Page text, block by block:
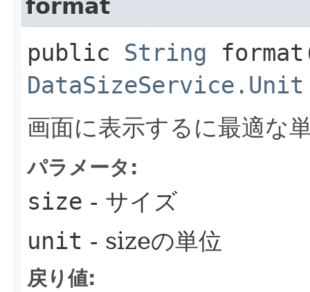
format
public String
DataSizeService.Unit
画面に表示するに最適な
パラメータ:
size - サイズ
unit - sizeの単位
戻り値: